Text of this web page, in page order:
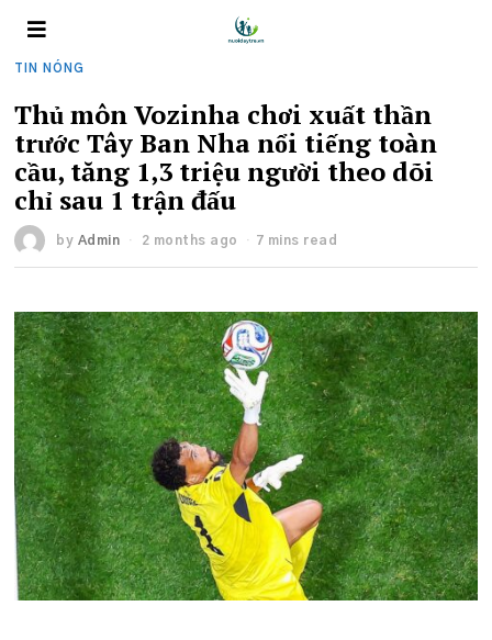
TIN NÓNG
Thủ môn Vozinha chơi xuất thần
trước Tây Ban Nha nổi tiếng toàn
cầu, tăng 1,3 triệu người theo dõi
chỉ sau 1 trận đấu
by Admin 2 months ago 7 mins read